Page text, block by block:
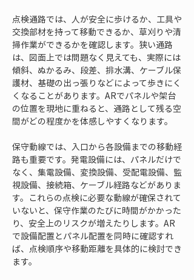
点検通路では、人が安全に歩けるか、工具や
交換部材を持って移動できるか、草刈りや清
掃作業ができるかを確認します。狭い通路
は、図面上では問題なく見えても、実際には
傾斜、ぬかるみ、段差、排水溝、ケーブル保
護材、基礎の出っ張りなどによって歩きにく
くなることがあります。ARでパネルや架台
の位置を現地に重ねると、通路として残る空
間がどの程度かを体感しやすくなります。
保守動線では、入口から各設備までの移動経
路も重要です。発電設備には、パネルだけで
なく、集電設備、変換設備、受配電設備、監
視設備、接続箱、ケーブル経路などがありま
す。これらの点検に必要な動線が確保されて
いないと、保守作業のたびに時間がかかった
り、安全上のリスクが増えたりします。AR
で設備配置とパネル配置を同時に確認すれ
ば、点検順序や移動距離を具体的に検討でき
ます。